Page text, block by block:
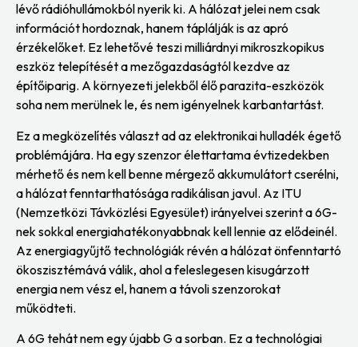
lévő rádióhullámokból nyerik ki. A hálózat jelei nem csak
információt hordoznak, hanem táplálják is az apró
érzékelőket. Ez lehetővé teszi milliárdnyi mikroszkopikus
eszköz telepítését a mezőgazdaságtól kezdve az
építőiparig. A környezeti jelekből élő parazita-eszközök
soha nem merülnek le, és nem igényelnek karbantartást.
Ez a megközelítés választ ad az elektronikai hulladék égető
problémájára. Ha egy szenzor élettartama évtizedekben
mérhető és nem kell benne mérgező akkumulátort cserélni,
a hálózat fenntarthatósága radikálisan javul. Az ITU
(Nemzetközi Távközlési Egyesület) irányelvei szerint a 6G-
nek sokkal energiahatékonyabbnak kell lennie az elődeinél.
Az energiagyűjtő technológiák révén a hálózat önfenntartó
ökoszisztémává válik, ahol a feleslegesen kisugárzott
energia nem vész el, hanem a távoli szenzorokat
működteti.
A 6G tehát nem egy újabb G a sorban. Ez a technológiai